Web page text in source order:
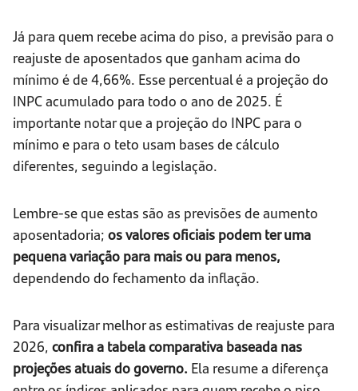
Já para quem recebe acima do piso, a previsão para o
reajuste de aposentados que ganham acima do
mínimo é de 4,66%. Esse percentual é a projeção do
INPC acumulado para todo o ano de 2025. É
importante notar que a projeção do INPC para o
mínimo e para o teto usam bases de cálculo
diferentes, seguindo a legislação.
Lembre-se que estas são as previsões de aumento
aposentadoria; os valores oficiais podem ter uma
pequena variação para mais ou para menos,
dependendo do fechamento da inflação.
Para visualizar melhor as estimativas de reajuste para
2026, confira a tabela comparativa baseada nas
projeções atuais do governo. Ela resume a diferença